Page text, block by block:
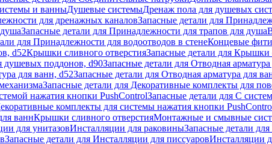
и ванныДушевые системыДренаж пола для душевых
для дренажных каналовЗапасные детали для
Запасные детали для Принадлежности для трапов для душа
для Принадлежности для водоотводов в стенеКонцевые
d52Крышки сливного отверстияЗапасные детали для Крышки
душевых поддонов, d90Запасные детали для Отводная
для ванн, d52Запасные детали для Отводная арматура для
Запасные детали для Декоративные комплекты для
нажатия кнопки PushControlЗапасные детали для С
комплекты для системы нажатия кнопки
ваннКрышки сливного отверстияМонтажные и смывные
для унитазовИнсталляции для раковиныЗапасные детали
Запасные детали для Инсталляции для писсуаровИнсталляции